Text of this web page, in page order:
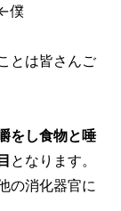
僕
とは皆さんご
をし食物と唾
となります。
の消化器官に